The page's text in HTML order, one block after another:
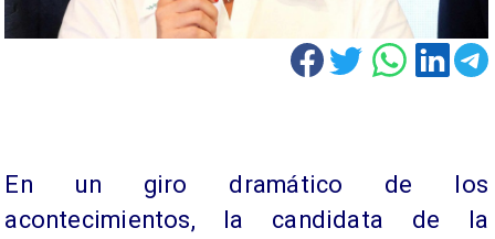
En un giro dramático de los
acontecimientos, la candidata de la